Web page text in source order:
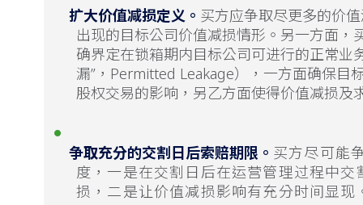
扩大价值减损定义。 买方应争取尽更多的价
出现的目标公司价值减损情形。另一方面，
确界定在锁箱期内目标公司可进行的正常业
漏”，Permitted Leakage），一方面确保目
股权交易的影响，另乙方面使得价值减损及
争取充分的交割日后索赔期限。 买方尽可能
度，一是在交割日后在运营管理过程中
损，二是让价值减损影响有充分时间显现